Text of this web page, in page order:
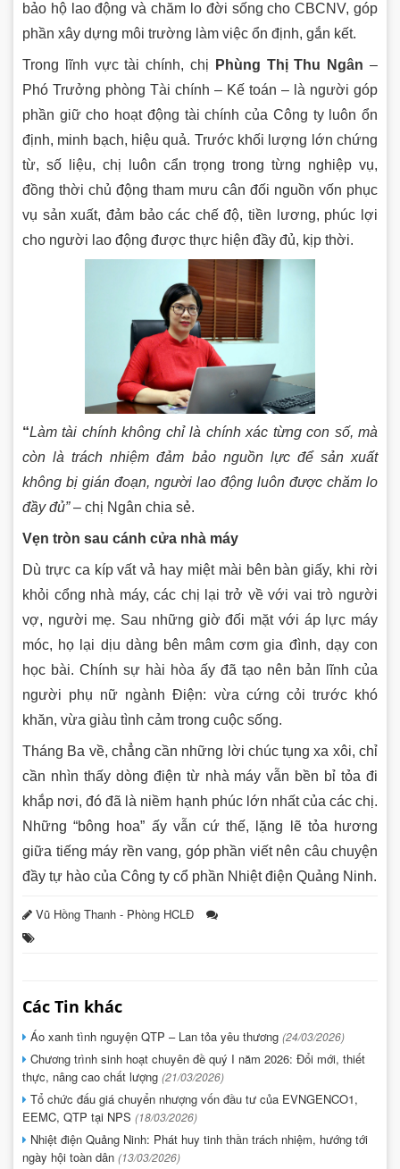
bảo hộ lao động và chăm lo đời sống cho CBCNV, góp
phần xây dựng môi trường làm việc ổn định, gắn kết.
Trong lĩnh vực tài chính, chị Phùng Thị Thu Ngân –
Phó Trưởng phòng Tài chính – Kế toán – là người góp
phần giữ cho hoạt động tài chính của Công ty luôn ổn
định, minh bạch, hiệu quả. Trước khối lượng lớn chứng
từ, số liệu, chị luôn cẩn trọng trong từng nghiệp vụ,
đồng thời chủ động tham mưu cân đối nguồn vốn phục
vụ sản xuất, đảm bảo các chế độ, tiền lương, phúc lợi
cho người lao động được thực hiện đầy đủ, kịp thời.
“Làm tài chính không chỉ là chính xác từng con số, mà
còn là trách nhiệm đảm bảo nguồn lực để sản xuất
không bị gián đoạn, người lao động luôn được chăm lo
đầy đủ”– chị Ngân chia sẻ.
Vẹn tròn sau cánh cửa nhà máy
Dù trực ca kíp vất vả hay miệt mài bên bàn giấy, khi rời
khỏi cổng nhà máy, các chị lại trở về với vai trò người
vợ, người mẹ. Sau những giờ đối mặt với áp lực máy
móc, họ lại dịu dàng bên mâm cơm gia đình, dạy con
học bài. Chính sự hài hòa ấy đã tạo nên bản lĩnh của
người phụ nữ ngành Điện: vừa cứng cỏi trước khó
khăn, vừa giàu tình cảm trong cuộc sống.
Tháng Ba về, chẳng cần những lời chúc tụng xa xôi, chỉ
cần nhìn thấy dòng điện từ nhà máy vẫn bền bỉ tỏa đi
khắp nơi, đó đã là niềm hạnh phúc lớn nhất của các chị.
Những “bông hoa” ấy vẫn cứ thế, lặng lẽ tỏa hương
giữa tiếng máy rền vang, góp phần viết nên câu chuyện
đầy tự hào của Công ty cổ phần Nhiệt điện Quảng Ninh.
Vũ Hồng Thanh - Phòng HCLĐ
Các Tin khác
Áo xanh tình nguyện QTP – Lan tỏa yêu thương (24/03/2026)
Chương trình sinh hoạt chuyên đề quý I năm 2026: Đổi mới, thiết
thực, nâng cao chất lượng (21/03/2026)
Tổ chức đấu giá chuyển nhượng vốn đầu tư của EVNGENCO1,
EEMC, QTP tại NPS (18/03/2026)
Nhiệt điện Quảng Ninh: Phát huy tinh thần trách nhiệm, hướng tới
ngày hội toàn dân (13/03/2026)